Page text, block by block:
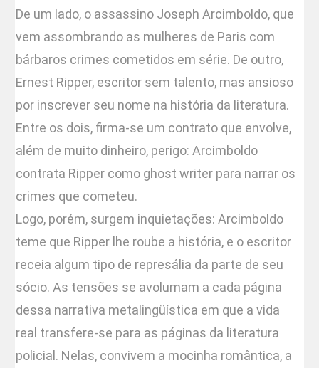
De um lado, o assassino Joseph Arcimboldo, que
vem assombrando as mulheres de Paris com
bárbaros crimes cometidos em série. De outro,
Ernest Ripper, escritor sem talento, mas ansioso
por inscrever seu nome na história da literatura.
Entre os dois, firma-se um contrato que envolve,
além de muito dinheiro, perigo: Arcimboldo
contrata Ripper como ghost writer para narrar os
crimes que cometeu.
Logo, porém, surgem inquietações: Arcimboldo
teme que Ripper lhe roube a história, e o escritor
receia algum tipo de represália da parte de seu
sócio. As tensões se avolumam a cada página
dessa narrativa metalingüística em que a vida
real transfere-se para as páginas da literatura
policial. Nelas, convivem a mocinha romântica, a